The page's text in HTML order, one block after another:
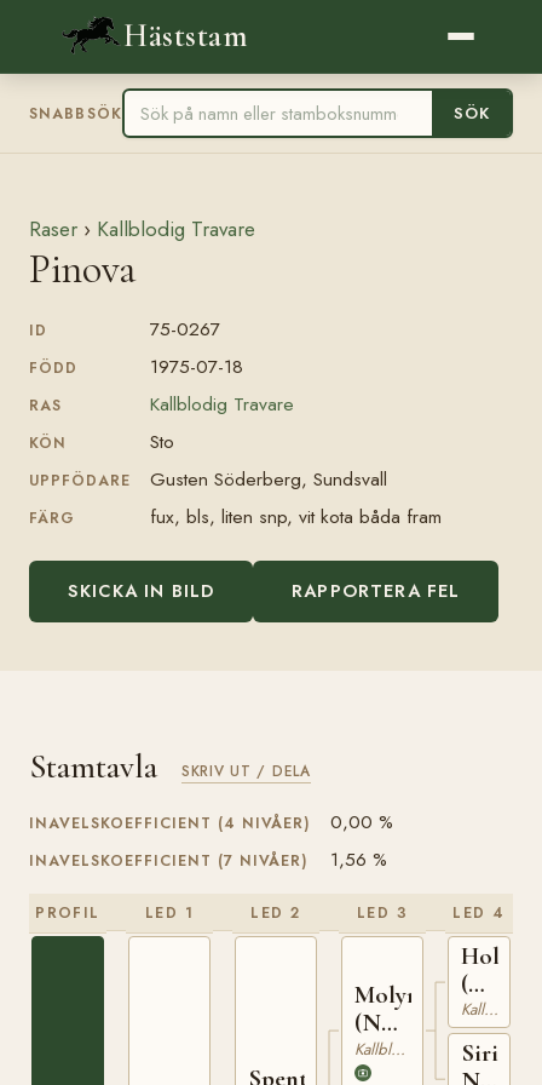
Häststam
SNABBSÖK SÖK
Raser › Kallblodig Travare
Pinova
ID 75-0267
FÖDD 1975-07-18
RAS Kallblodig Travare
KÖN Sto
UPPFÖDARE Gusten Söderberg, Sundsvall
FÄRG fux, bls, liten snp, vit kota båda fram
SKICKA IN BILD RAPPORTERA FEL
Stamtavla SKRIV UT / DELA
INAVELSKOEFFICIENT (4 NIVÅER) 0,00 %
INAVELSKOEFFICIENT (7 NIVÅER) 1,56 %
PROFIL LED 1 LED 2
Spenter
LED 3
Molyn
(NO)
T-150
Kallblodig Travare
LED 4
Holger
(NO)
T-
140
Kallblodig Travare
Siri